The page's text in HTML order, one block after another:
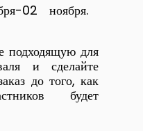
02 ноября.
подходящую для
и сделайте
до того, как
будет